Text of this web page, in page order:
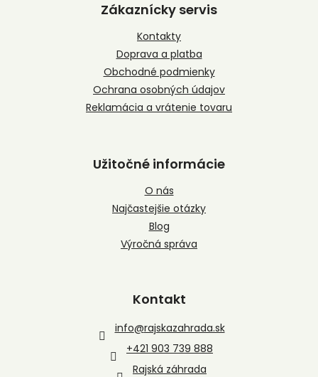
Zákaznícky servis
Kontakty
Doprava a platba
Obchodné podmienky
Ochrana osobných údajov
Reklamácia a vrátenie tovaru
Užitočné informácie
O nás
Najčastejšie otázky
Blog
Výročná správa
Kontakt
info@rajskazahrada.sk
+421 903 739 888
Rajská záhrada